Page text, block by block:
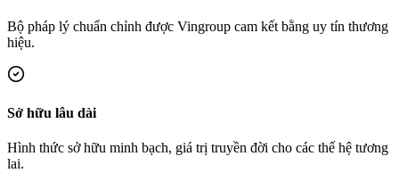
Bộ pháp lý chuẩn chỉnh được Vingroup cam kết bằng uy tín thương
hiệu.
Sở hữu lâu dài
Hình thức sở hữu minh bạch, giá trị truyền đời cho các thế hệ tương
lai.